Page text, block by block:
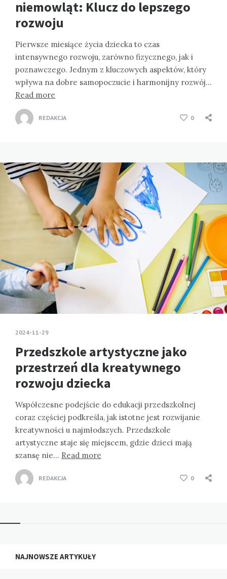
niemowląt: Klucz do lepszego
rozwoju
Pierwsze miesiące życia dziecka to czas
intensywnego rozwoju, zarówno fizycznego, jak i
poznawczego. Jednym z kluczowych aspektów, który
wpływa na dobre samopoczucie i harmonijny rozwój…
Read more
REDAKCJA 0
2024-11-29
Przedszkole artystyczne jako
przestrzeń dla kreatywnego
rozwoju dziecka
Współczesne podejście do edukacji przedszkolnej
coraz częściej podkreśla, jak istotne jest rozwijanie
kreatywności u najmłodszych. Przedszkole
artystyczne staje się miejscem, gdzie dzieci mają
szansę nie… Read more
REDAKCJA 0
NAJNOWSZE ARTYKUŁY